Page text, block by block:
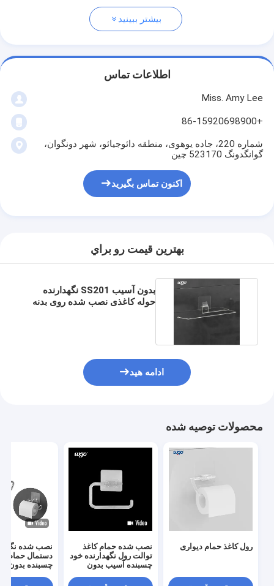
بیشتر ببینید
اطلاعات تماس
Miss. Amy Lee
+86-15920698900
شماره 220، جاده یوهوی، منطقه دائوجیائو، شهر دونگوان،
گوانگدونگ 523170 چین
اکنون تماس بگیرید
بهترين قيمت رو براي
بدون آسیب SS201 نگهدارنده
حوله کاغذی نصب شده روی بدنه
ادامه هید
محصولات توصیه شده
رول کاغذ حمام دیواری
نصب شده حمام کاغذ
توالت رول نگهدارنده خود
چسبنده آسیب بدون
نصب شده
دستمال حمام
چسبنده بدون